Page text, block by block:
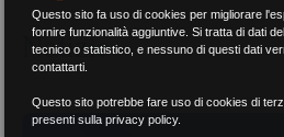
Notizie
Questo sito fa uso di cookies per migliorare
fornire funzionalità aggiuntive. Si tratta di dati
tecnico o statistico, e nessuno di questi dati
contattarti.
Questo sito potrebbe fare uso di cookies di
presenti sulla privacy policy.